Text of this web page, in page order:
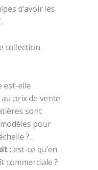
d’avoir les
collection
est-elle
prix de vente
sont
pour
?…
:est-ce qu’en
commerciale ?